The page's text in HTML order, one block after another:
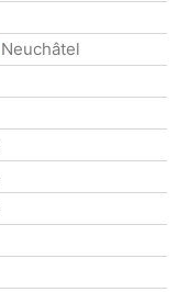
Neuchâtel